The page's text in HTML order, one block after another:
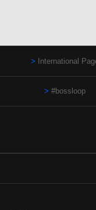
International
#bossloop